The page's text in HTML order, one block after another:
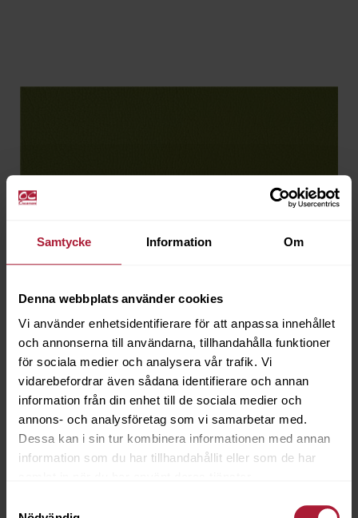
Samtycke Information Om
Denna webbplats använder cookies
Vi använder enhetsidentifierare för att anpassa innehållet
och annonserna till användarna, tillhandahålla funktioner
för sociala medier och analysera vår trafik. Vi
vidarebefordrar även sådana identifierare och annan
information från din enhet till de sociala medier och
annons- och analysföretag som vi samarbetar med.
Dessa kan i sin tur kombinera informationen med annan
information som du har tillhandahållit eller som de har
Marlin Edamame
MRL-2086